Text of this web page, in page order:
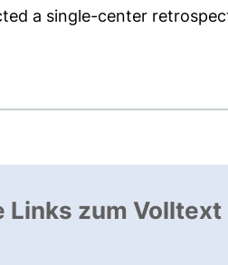
a single-center
Links zum Volltext